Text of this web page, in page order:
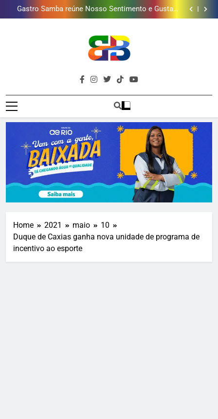
mais combina com ele
Lins em Nova Iguaçu neste fim de semana
Shopping Grande Rio sorteia MacBook e oferece
vinho em campanha de Dia dos Pais
Obra garante a preservação de 190 milhões de litros
presentear o seu pai. Descubra como escolher o que
mais combina com ele
Gastro Samba reúne Nosso Sentimento e Gustavo
Lins em Nova Iguaçu neste fim de semana
Shopping Grande Rio sorteia MacBook e oferece
vinho em campanha de Dia dos Pais
Obra garante a preservação de 190 milhões de litros
de água por ano na Baixada Fluminense
Brava
Baixada
Baixada Fluminense Em Destaque!
Home 2021 maio
10
Duque de Caxias ganha nova unidade de programa de
incentivo ao esporte